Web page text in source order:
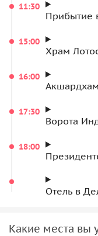
11:30
Прибытие
15:00
Храм
16:00
Акшардхам
17:30
Ворота
18:00
Отель в
Какие места вы